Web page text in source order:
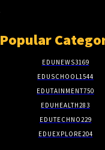
Popular
EDUNEWS3169
EDUSCHOOL1544
EDUTAINMENT750
EDUHEALTH283
EDUTECHNO229
EDUEXPLORE204